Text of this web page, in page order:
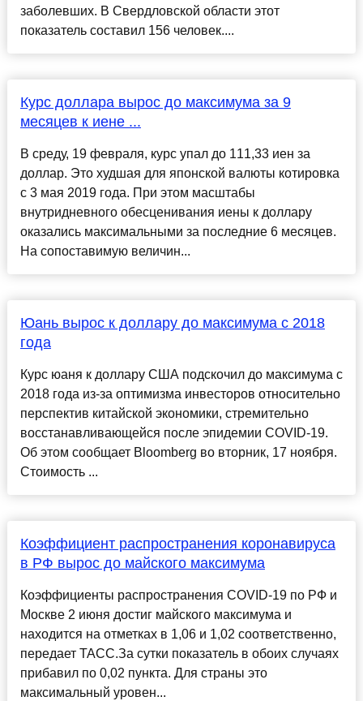
заболевших. В Свердловской области этот
показатель составил 156 человек....
Курс доллара вырос до максимума за 9
месяцев к иене ...
В среду, 19 февраля, курс упал до 111,33 иен за
доллар. Это худшая для японской валюты котировка
с 3 мая 2019 года. При этом масштабы
внутридневного обесценивания иены к доллару
оказались максимальными за последние 6 месяцев.
На сопоставимую величин...
Юань вырос к доллару до максимума с 2018
года
Курс юаня к доллару США подскочил до максимума с
2018 года из-за оптимизма инвесторов относительно
перспектив китайской экономики, стремительно
восстанавливающейся после эпидемии COVID-19.
Об этом сообщает Bloomberg во вторник, 17 ноября.
Стоимость ...
Коэффициент распространения коронавируса
в РФ вырос до майского максимума
Коэффициенты распространения COVID-19 по РФ и
Москве 2 июня достиг майского максимума и
находится на отметках в 1,06 и 1,02 соответственно,
передает ТАСС.За сутки показатель в обоих случаях
прибавил по 0,02 пункта. Для страны это
максимальный уровен...